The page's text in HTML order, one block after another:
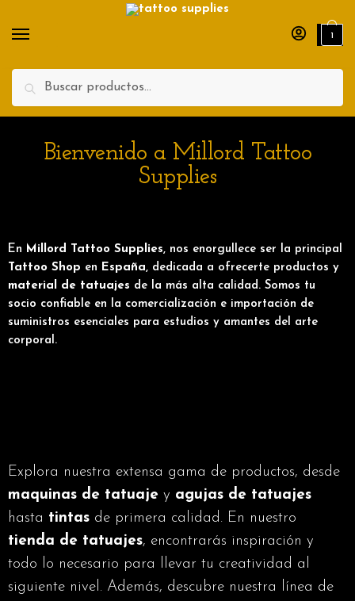
Search
1
Bienvenido a Millord Tattoo
Supplies
En Millord Tattoo Supplies, nos enorgullece ser la principal
Tattoo Shop en España, dedicada a ofrecerte productos y
material de tatuajes de la más alta calidad. Somos tu
socio confiable en la comercialización e importación de
suministros esenciales para estudios y amantes del arte
corporal.
Explora nuestra extensa gama de productos, desde
maquinas de tatuaje y agujas de tatuajes
hasta tintas de primera calidad. En nuestro
tienda de tatuajes, encontrarás inspiración y
todo lo necesario para llevar tu creatividad al
siguiente nivel. Además, descubre nuestra línea de